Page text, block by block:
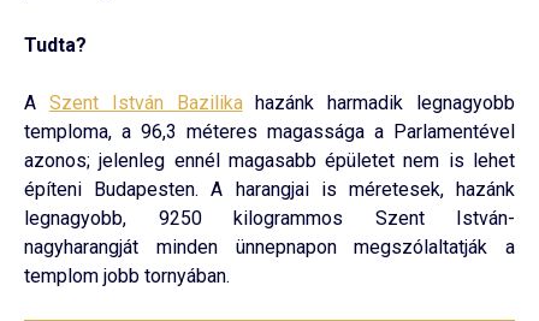
Tudta?
A Szent István Bazilikahazánk harmadik legnagyobb
temploma, a 96,3 méteres magassága a Parlamentével
azonos; jelenleg ennél magasabb épületet nem is lehet
építeni Budapesten. A harangjai is méretesek, hazánk
legnagyobb, 9250 kilogrammos Szent István-
nagyharangját minden ünnepnapon megszólaltatják a
templom jobb tornyában.